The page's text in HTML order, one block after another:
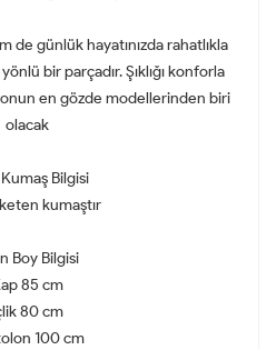
de günlük hayatınızda rahatlıkla
bir parçadır. Şıklığı konforla
en gözde modellerinden biri
olacak
Bilgisi
kumaştır
Boy Bilgisi
85 cm
80 cm
100 cm